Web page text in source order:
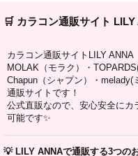
🛒 カラコン通販サイト
カラコン通販サイトLILY ANNA
MOLAK（モラク）・
Chapun（シャプン）・melady(
通販サイトです！
公式直販なので、安心安全に
可能です✨
💡 LILY ANNAで通販する3つの